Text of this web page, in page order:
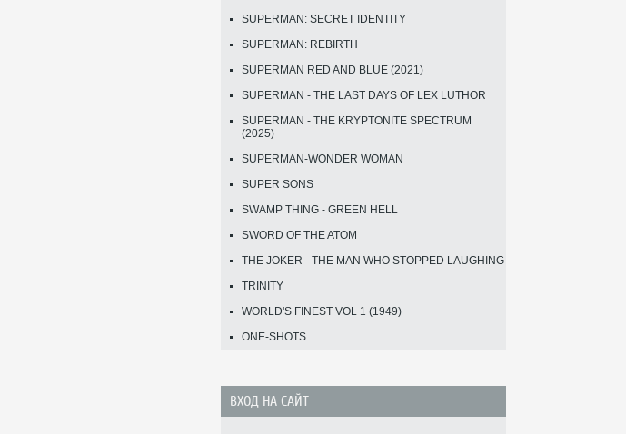
SUPERMAN: SECRET IDENTITY
SUPERMAN: REBIRTH
SUPERMAN RED AND BLUE (2021)
SUPERMAN - THE LAST DAYS OF LEX LUTHOR
SUPERMAN - THE KRYPTONITE SPECTRUM
(2025)
SUPERMAN-WONDER WOMAN
SUPER SONS
SWAMP THING - GREEN HELL
SWORD OF THE ATOM
THE JOKER - THE MAN WHO STOPPED LAUGHING
TRINITY
WORLD'S FINEST VOL 1 (1949)
ONE-SHOTS
ВХОД НА САЙТ